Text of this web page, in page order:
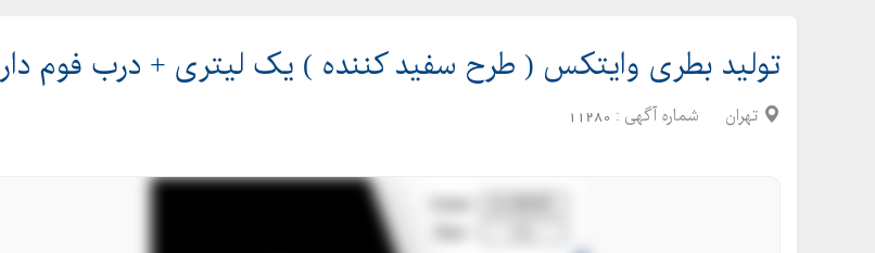
تولید بطری وایتکس ( طرح سفید کننده ) یک لیتری + درب فوم دار
تهران شماره آگهی : 11280